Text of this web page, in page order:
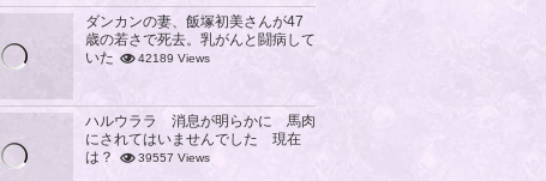
ダンカンの妻、飯塚初美さんが47
歳の若さで死去。乳がんと闘病して
いた
42189 Views
ハルウララ 消息が明らかに 馬肉
にされてはいませんでした 現在
は？
39557 Views